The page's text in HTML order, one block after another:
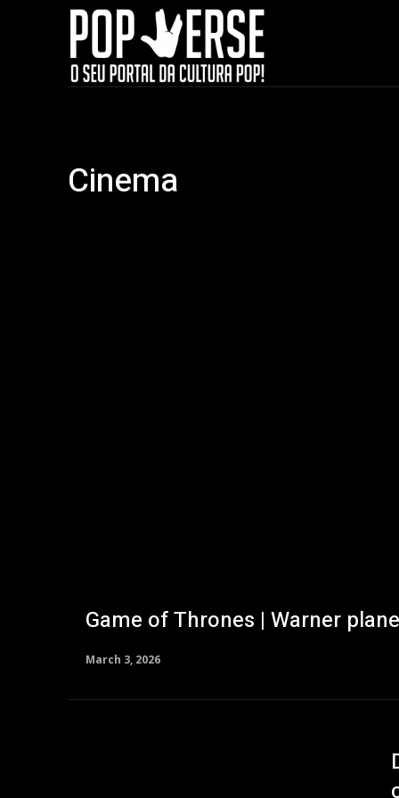
Cinema
Game of Thrones | Warner
March 3, 2026